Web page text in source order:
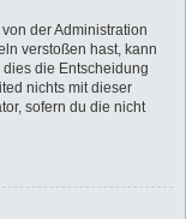
der Administration
verstoßen hast, kann
die Entscheidung
nichts mit dieser
sofern du die nicht